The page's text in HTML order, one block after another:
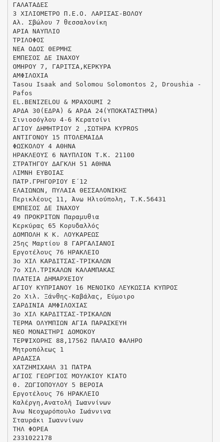
ΓΑΛΑΤΑΔΕΣ
3 ΧΙΛΙΟΜΕΤΡΟ Π.Ε.Ο. ΛΑΡΙΣΑΣ-ΒΟΛΟΥ
Αλ. Σβώλου 7 θεσσαλονίκη
ΑΡΙΑ ΝΑΥΠΛΙΟ
ΤΡΙΛΟΦΟΣ
ΝΕΑ ΟΔΟΣ ΘΕΡΜΗΣ
ΕΜΠΕΣΟΣ ΔΕ ΙΝΑΧΟΥ
ΟΜΗΡΟΥ 7, ΓΑΡΙΤΣΑ,ΚΕΡΚΥΡΑ
ΑΜΦΙΛΟΧΙΑ
Tasou Isaak and Solomou Solomontos 2, Droushia -
Pafos
EL.BENIZELOU & MPAXOUMI 2
ΑΡΔΑ 30(ΕΔΡΑ) & ΑΡΔΑ 24(ΥΠΟΚΑΤΑΣΤΗΜΑ)
Σινιοσόγλου 4-6 Κερατσίνι
ΑΓΙΟΥ ΔΗΜΗΤΡΙΟΥ 2 ,ΣΩΤΗΡΑ KYPROS
ΑΝΤΙΓΟΝΟΥ 15 ΠΤΟΛΕΜΑΙΔΑ
ΦΩΣΚΟΛΟΥ 4 ΑΘΗΝΑ
ΗΡΑΚΛΕΟΥΣ 6 ΝΑΥΠΛΙΟΝ Τ.Κ. 21100
ΣΤΡΑΤΗΓΟΥ ΔΑΓΚΛΗ 51 ΑΘΗΝΑ
ΛΙΜΝΗ ΕΥΒΟΙΑΣ
ΠΑΤΡ.ΓΡΗΓΟΡΙΟΥ Ε΄12
ΕΛΑΙΩΝΩΝ, ΠΥΛΑΙΑ ΘΕΣΣΑΛΟΝΙΚΗΣ
Περικλέους 11, Άνω Ηλιούπολη, Τ.Κ.56431
ΕΜΠΕΣΟΣ ΔΕ ΙΝΑΧΟΥ
49 ΠΡΟΚΡΙΤΩΝ Παραμυθια
Κερκύρας 65 Κορυδαλλός
ΔΟΜΠΟΛΗ Κ Κ. ΛΟΥΚΑΡΕΩΣ
25ης Μαρτίου 8 ΓΑΡΓΑΛΙΑΝΟΙ
Εργοτέλους 76 ΗΡΑΚΛΕΙΟ
3ο ΧΙΛ ΚΑΡΔΙΤΣΑΣ-ΤΡΙΚΑΛΩΝ
7ο ΧΙΛ.ΤΡΙΚΑΛΩΝ ΚΑΛΑΜΠΑΚΑΣ
ΠΛΑΤΕΙΑ ΔΗΜΑΡΧΕΙΟΥ
ΑΓΙΟΥ ΚΥΠΡΙΑΝΟΥ 16 ΜΕΝΟΙΚΟ ΛΕΥΚΩΣΙΑ ΚΥΠΡΟΣ
2o Χιλ. Ξάνθης-Καβάλας, Εύμοιρο
ΣΑΡΔΙΝΙΑ ΑΜΦΙΛΟΧΙΑΣ
3ο ΧΙΛ ΚΑΡΔΙΤΣΑΣ-ΤΡΙΚΑΛΩΝ
ΤΕΡΜΑ ΟΛΥΜΠΙΩΝ ΑΓΙΑ ΠΑΡΑΣΚΕΥΗ
ΝΕΟ ΜΟΝΑΣΤΗΡΙ ΔΟΜΟΚΟΥ
ΤΕΡΨΙΧΟΡΗΣ 88,17562 ΠΑΛΑΙΟ ΦΑΛΗΡΟ
Mητροπόλεως 1
ΑΡΔΑΣΣΑ
ΧΑΤΖΗΜΙΧΑΗΛ 31 ΠΑΤΡΑ
ΑΓΙΟΣ ΓΕΩΡΓΙΟΣ ΜΟΥΛΚΙΟΥ ΚΙΑΤΟ
Θ. ΖΩΓΙΟΠΟΥΛΟΥ 5 ΒΕΡΟΙΑ
Εργοτέλους 76 ΗΡΑΚΛΕΙΟ
Καλέργη,Ανατολή Ιωαννίνων
Άνω Νεοχωρόπουλο Ιωάννινα
Σταυράκι Ιωαννίνων
ΤΗΛ ΦΟΡΕΑ
2331022178